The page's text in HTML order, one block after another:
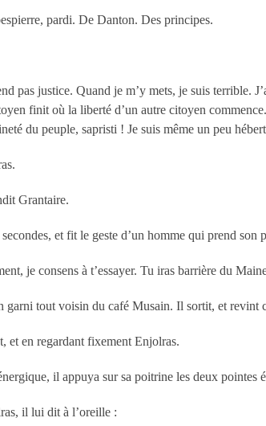
pardi. De Danton. Des principes.
pas justice. Quand je m’y mets, je suis terrible.
finit où la liberté d’un autre citoyen
du peuple, sapristi ! Je suis même un peu
Grantaire.
et fit le geste d’un homme qui prend son
je consens à t’essayer. Tu iras barrière du
garni tout voisin du café Musain. Il sortit, et
et en regardant fixement Enjolras.
il appuya sur sa poitrine les deux pointes
il lui dit à l’oreille :